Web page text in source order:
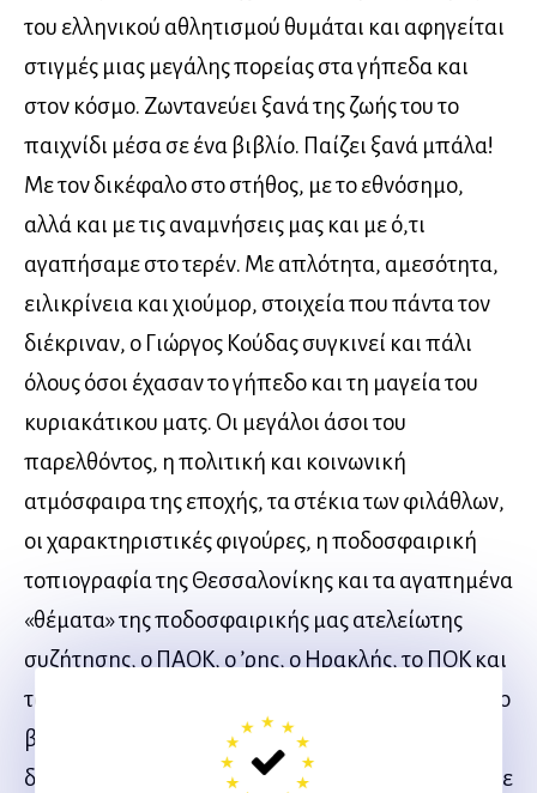
του ελληνικού αθλητισμού θυμάται και αφηγείται
στιγμές μιας μεγάλης πορείας στα γήπεδα και
στον κόσμο. Ζωντανεύει ξανά της ζωής του το
παιχνίδι μέσα σε ένα βιβλίο. Παίζει ξανά μπάλα!
Με τον δικέφαλο στο στήθος, με το εθνόσημο,
αλλά και με τις αναμνήσεις μας και με ό,τι
αγαπήσαμε στο τερέν. Με απλότητα, αμεσότητα,
ειλικρίνεια και χιούμορ, στοιχεία που πάντα τον
διέκριναν, ο Γιώργος Κούδας συγκινεί και πάλι
όλους όσοι έχασαν το γήπεδο και τη μαγεία του
κυριακάτικου ματς. Οι μεγάλοι άσοι του
παρελθόντος, η πολιτική και κοινωνική
ατμόσφαιρα της εποχής, τα στέκια των φιλάθλων,
οι χαρακτηριστικές φιγούρες, η ποδοσφαιρική
τοπιογραφία της Θεσσαλονίκης και τα αγαπημένα
«θέματα» της ποδοσφαιρικής μας ατελείωτης
συζήτησης, ο ΠΑΟΚ, ο ʼρης, ο Ηρακλής, το ΠΟΚ και
τα κέντρα εξουσίας, αναμετρώνται μέσα σ’ αυτό το
βιβλίο. Ο αθλητής, που -δρώντας μέσα στο πιο
δημοφιλές άθλημα- δίδαξε ήθος και που ουδέποτε